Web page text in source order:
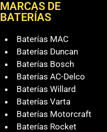
MARCAS DE
BATERÍAS
Baterías MAC
Baterías Duncan
Baterías Bosch
Baterías AC-Delco
Baterías Willard
Baterías Varta
Baterías Motorcraft
Baterías Rocket